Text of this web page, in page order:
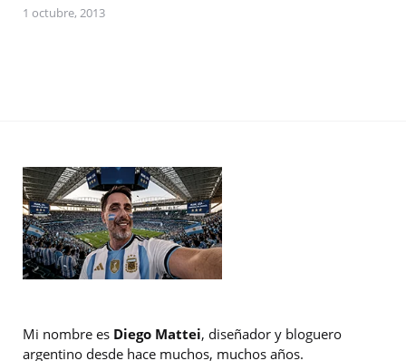
1 octubre, 2013
Mi nombre es Diego Mattei, diseñador y bloguero
argentino desde hace muchos, muchos años.